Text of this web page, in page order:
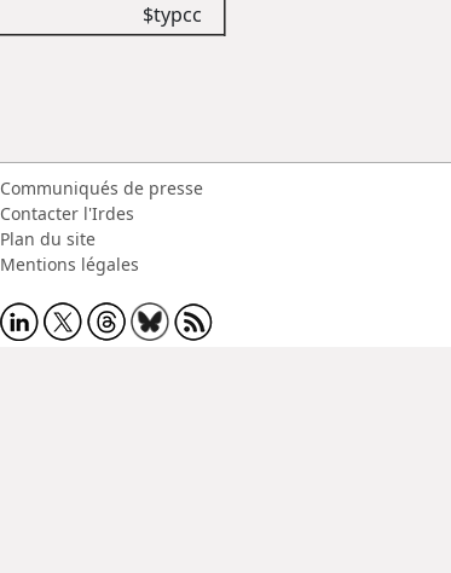
$typcc
Communiqués de presse
Contacter l'Irdes
Plan du site
Mentions légales